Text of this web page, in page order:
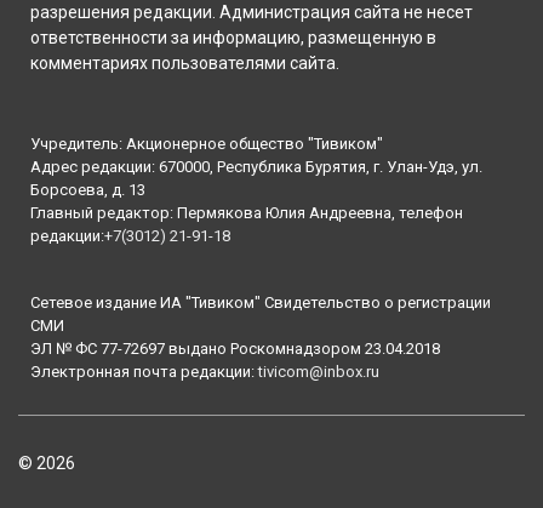
разрешения редакции. Администрация сайта не несет
ответственности за информацию, размещенную в
комментариях пользователями сайта.
Учредитель: Акционерное общество "Тивиком"
Адрес редакции: 670000, Республика Бурятия, г. Улан-Удэ, ул.
Борсоева, д. 13
Главный редактор: Пермякова Юлия Андреевна, телефон
редакции:+7(3012) 21-91-18
Сетевое издание ИА "Тивиком" Свидетельство о регистрации
СМИ
ЭЛ № ФС 77-72697 выдано Роскомнадзором 23.04.2018
Электронная почта редакции:tivicom@inbox.ru
© 2026